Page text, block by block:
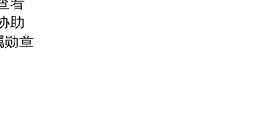
看
助
勋章